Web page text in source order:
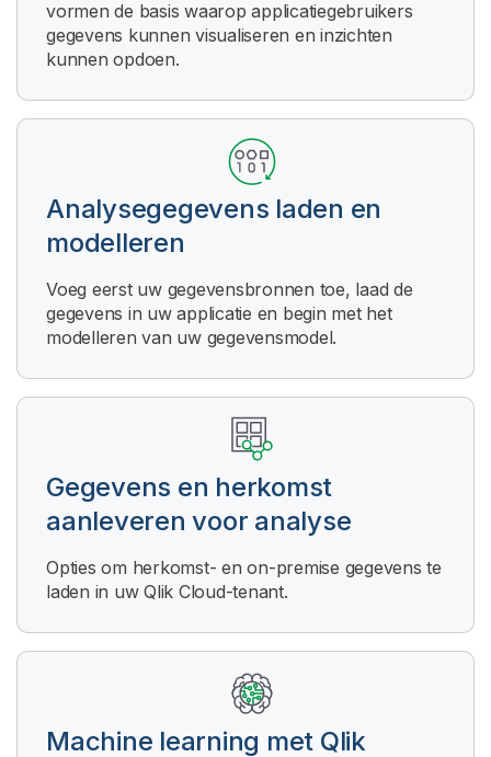
vormen de basis waarop applicatiegebruikers
gegevens kunnen visualiseren en inzichten
kunnen opdoen.
Analysegegevens laden en
modelleren
Voeg eerst uw gegevensbronnen toe, laad de
gegevens in uw applicatie en begin met het
modelleren van uw gegevensmodel.
Gegevens en herkomst
aanleveren voor analyse
Opties om herkomst- en on-premise gegevens te
laden in uw Qlik Cloud-tenant.
Machine learning met Qlik